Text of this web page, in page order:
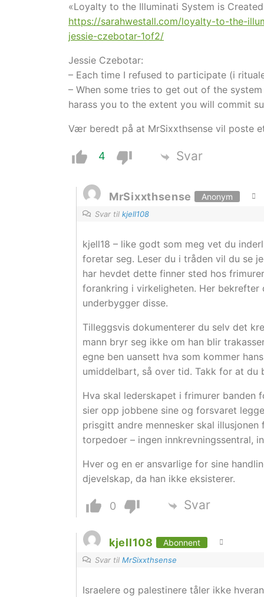
«Loyalty to the Illuminati System is
https://sarahwestall.com/loyalty-to-the-
jessie-czebotar-1of2/
Jessie Czebotar:
– Each time I refused to participate (i
– When some tries to get out of the
harass you to the extent you will commit
Vær beredt på at MrSixxthsense vil poste
4 Svar
MrSixxthsense Anonym
Svar til kjell108
kjell18 – like godt som meg vet du
foretar seg. Leser du i tråden vil du se
har hevdet dette finner sted hos
forankring i virkeligheten. Her bekrefter
underbygger disse.
Tilleggsvis dokumenterer du selv det
mann bryr seg ikke om han blir
egne ben uansett hva som kommer
umiddelbart, så over tid. Takk for at du
Hva skal lederskapet i frimurer banden
sier opp jobbene sine og forsvaret
prisgitt andre mennesker skal
torpedoer – ingen innkrevningssentral,
Hver og en er ansvarlige for sine
djevelskap, da han ikke eksisterer.
0 Svar
kjell108 Abonnent
Svar til MrSixxthsense
Israelere og palestinere tåler ikke